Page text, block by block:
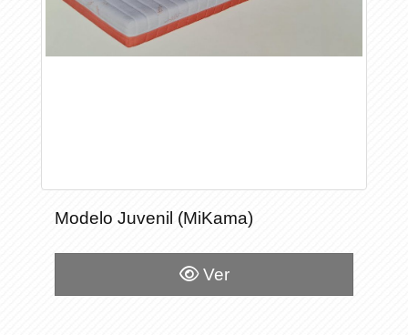
Modelo Juvenil (MiKama)
Ver